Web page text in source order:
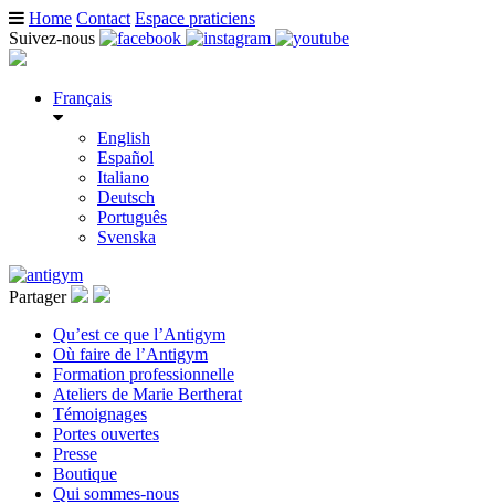
Home Contact Espace praticiens
Suivez-nous
Français
English
Español
Italiano
Deutsch
Português
Svenska
Partager
Qu’est ce que l’Antigym
Où faire de l’Antigym
Formation professionnelle
Ateliers de Marie Bertherat
Témoignages
Portes ouvertes
Presse
Boutique
Qui sommes-nous